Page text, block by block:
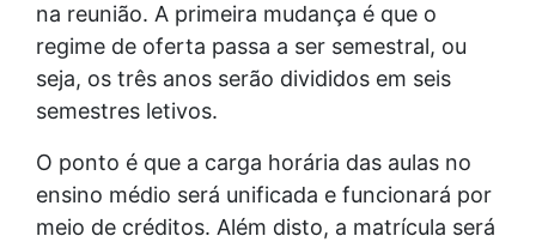
na reunião. A primeira mudança é que o
regime de oferta passa a ser semestral, ou
seja, os três anos serão divididos em seis
semestres letivos.
O ponto é que a carga horária das aulas no
ensino médio será unificada e funcionará por
meio de créditos. Além disto, a matrícula será